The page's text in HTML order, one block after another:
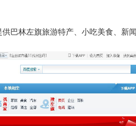
巴林左旗旅游特产、小吃美食、新